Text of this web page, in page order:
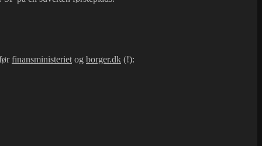
finansministeriet og borger.dk (!):